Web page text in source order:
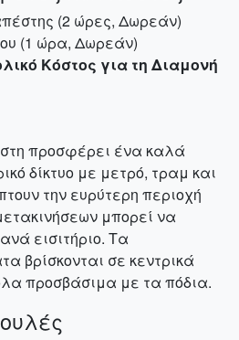
(2 ώρες, Δωρεάν)
(1 ώρα, Δωρεάν)
Κόστος για τη Διαμονή
προσφέρει ένα καλά
δίκτυο με μετρό, τραμ και
την ευρύτερη περιοχή
μπορεί να
εισιτήριο. Τα
βρίσκονται σε κεντρικά
προσβάσιμα με τα πόδια.